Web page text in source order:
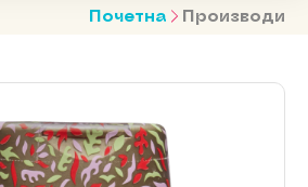
Почетна
Производи